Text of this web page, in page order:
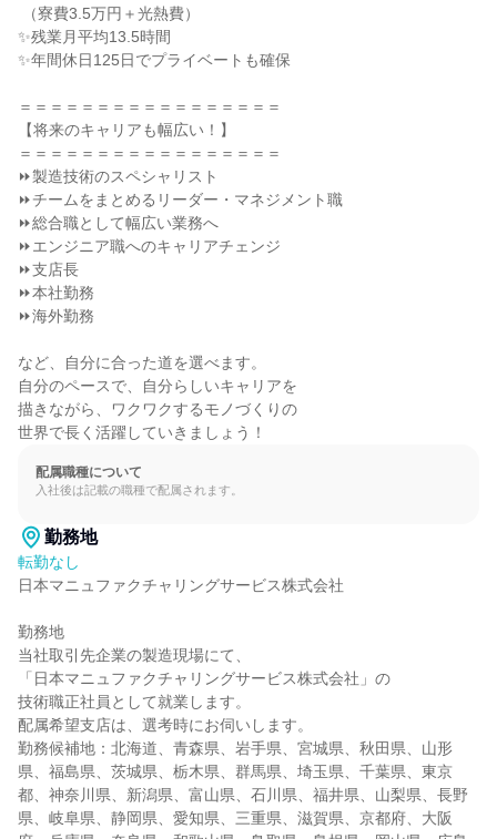
✨残業月平均13.5時間
✨年間休日125日でプライベートも確保
＝＝＝＝＝＝＝＝＝＝＝＝＝＝＝＝＝
【将来のキャリアも幅広い！】
＝＝＝＝＝＝＝＝＝＝＝＝＝＝＝＝＝
⏩製造技術のスペシャリスト
⏩チームをまとめるリーダー・マネジメント職
⏩総合職として幅広い業務へ
⏩エンジニア職へのキャリアチェンジ
⏩支店長
⏩本社勤務
⏩海外勤務
など、自分に合った道を選べます。
自分のペースで、自分らしいキャリアを
描きながら、ワクワクするモノづくりの
世界で長く活躍していきましょう！
配属職種について
入社後は記載の職種で配属されます。
勤務地
転勤なし
日本マニュファクチャリングサービス株式会社
勤務地
当社取引先企業の製造現場にて、
「日本マニュファクチャリングサービス株式会社」の
技術職正社員として就業します。
配属希望支店は、選考時にお伺いします。
勤務候補地：北海道、青森県、岩手県、宮城県、秋田県、山形
県、福島県、茨城県、栃木県、群馬県、埼玉県、千葉県、東京
都、神奈川県、新潟県、富山県、石川県、福井県、山梨県、長野
県、岐阜県、静岡県、愛知県、三重県、滋賀県、京都府、大阪